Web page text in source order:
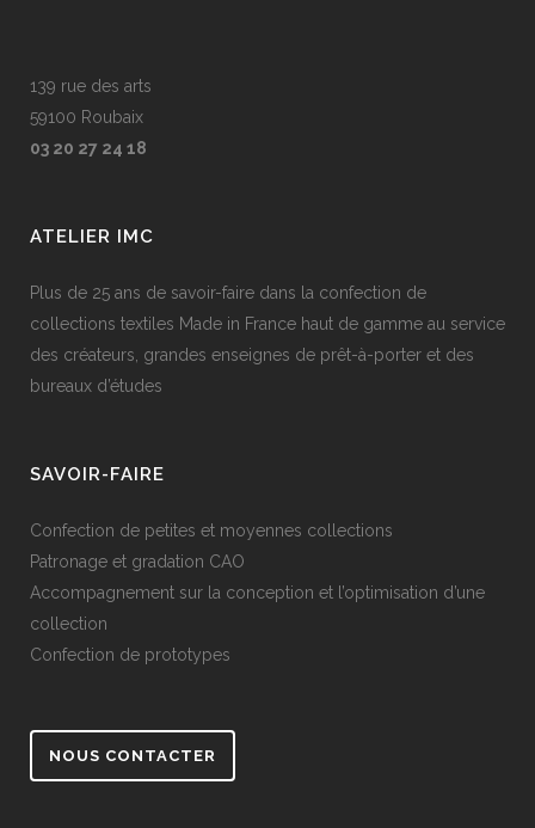
139 rue des arts
59100 Roubaix
03 20 27 24 18
ATELIER IMC
Plus de 25 ans de savoir-faire dans la confection de
collections textiles Made in France haut de gamme au service
des créateurs, grandes enseignes de prêt-à-porter et des
bureaux d’études
SAVOIR-FAIRE
Confection de petites et moyennes collections
Patronage et gradation CAO
Accompagnement sur la conception et l’optimisation d’une
collection
Confection de prototypes
NOUS CONTACTER